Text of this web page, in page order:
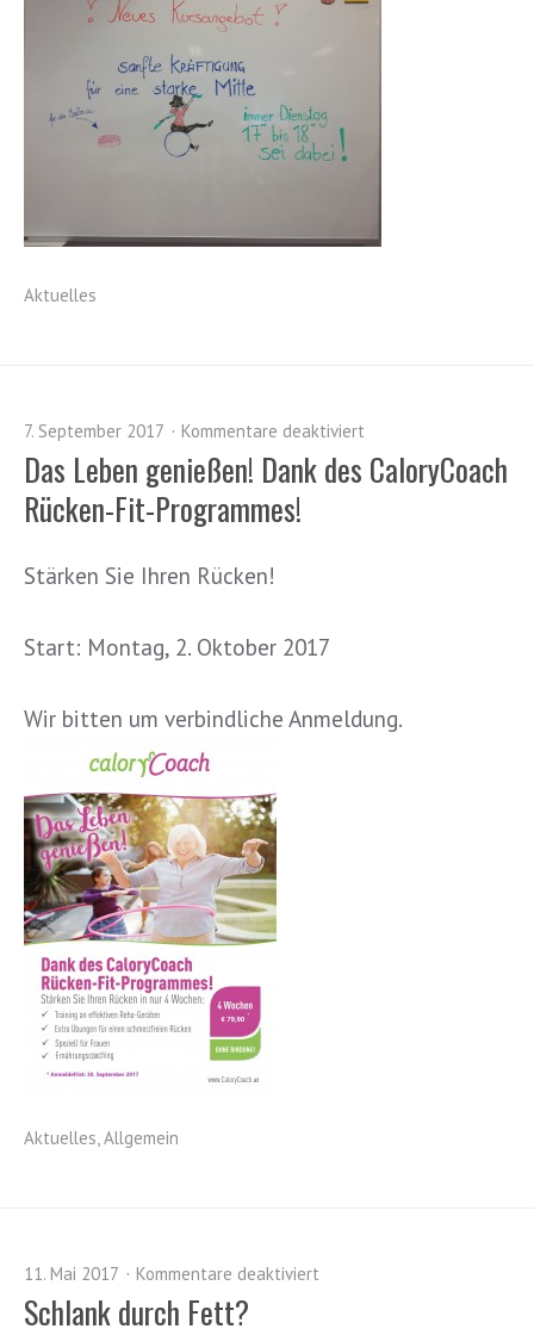
Aktuelles
7. September 2017 Kommentare deaktiviert
Das Leben genießen! Dank des CaloryCoach
Rücken-Fit-Programmes!
Stärken Sie Ihren Rücken!
Start: Montag, 2. Oktober 2017
Wir bitten um verbindliche Anmeldung.
Aktuelles,Allgemein
11. Mai 2017 Kommentare deaktiviert
Schlank durch Fett?